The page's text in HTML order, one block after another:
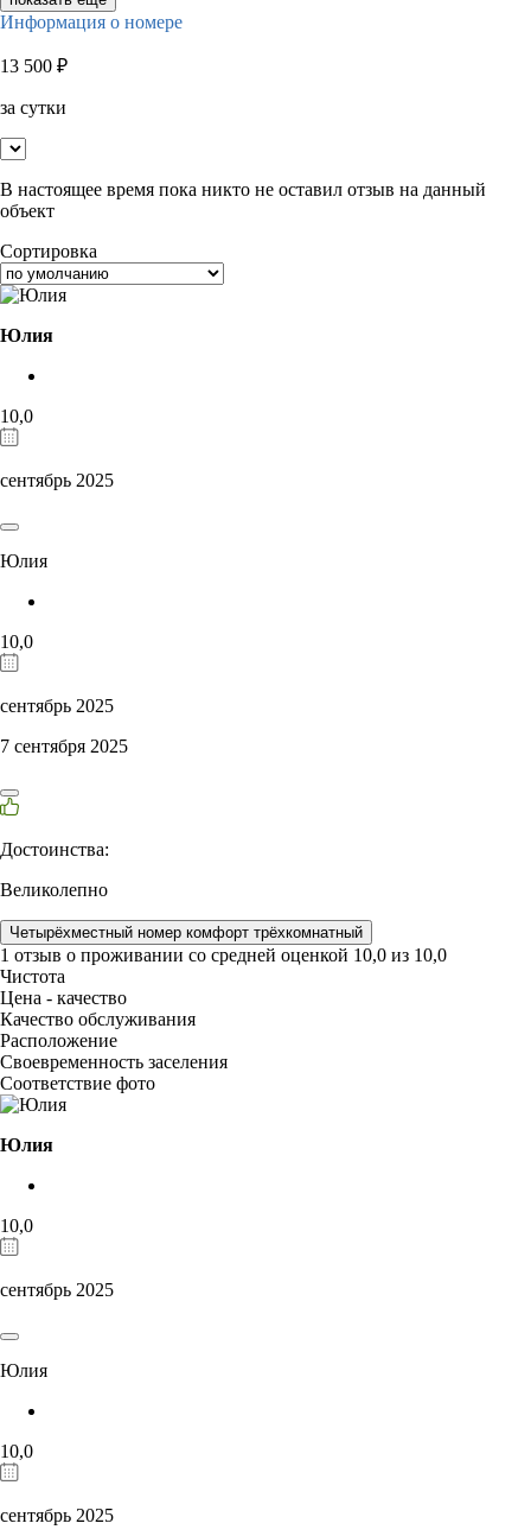
Информация о номере
13 500 ₽
за сутки
В настоящее время пока никто не оставил отзыв на данный
объект
Сортировка
Юлия
10,0
сентябрь 2025
Юлия
10,0
сентябрь 2025
7 сентября 2025
Достоинства:
Великолепно
Четырёхместный номер комфорт трёхкомнатный
1 отзыв о проживании со средней оценкой 10,0 из 10,0
Чистота
Цена - качество
Качество обслуживания
Расположение
Своевременность заселения
Соответствие фото
Юлия
10,0
сентябрь 2025
Юлия
10,0
сентябрь 2025